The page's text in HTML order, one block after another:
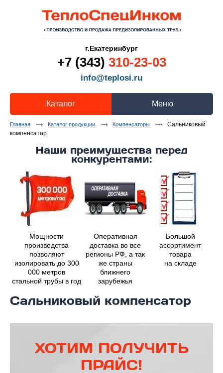
г.Екатеринбург
+7 (343) 310-23-03
info@teplosi.ru
Каталог Меню
Главная Каталог продукции Компенсаторы
Cальниковый
компенсатор
Наши преимущества перед
конкурентами:
Мощности
производства
позволяют
изолировать до 300
000 метров
стальной трубы в год
Оперативная
доставка во все
регионы РФ, а так
же страны
ближнего
зарубежья
Большой
ассортимент
товара
на складе
Cальниковый компенсатор
ХОТИМ ПОЛУЧИТЬ
ПРАЙС!